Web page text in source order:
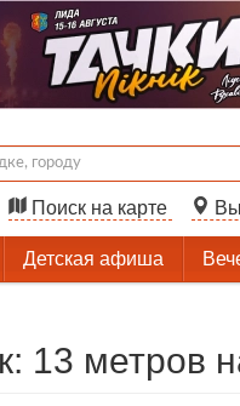
Поиск на карте
Детская афиша
13 метров